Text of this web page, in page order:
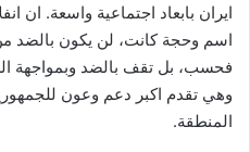
ايران بابعاد اجتماعية واسعة. ان
اسم وحجة كانت، لن يكون بالضد
فحسب، بل تقف بالضد وبمواجهة
وهي تقدم اكبر دعم وعون
المنطقة.